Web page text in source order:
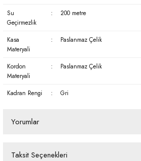
Su
Geçirmezlik
: 200 metre
Kasa
Materyali
: Paslanmaz Çelik
Kordon
Materyali
: Paslanmaz Çelik
Kadran Rengi : Gri
Yorumlar
Taksit Seçenekleri